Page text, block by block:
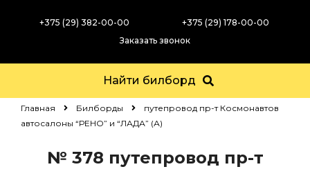
+375 (29) 382-00-00
+375 (29) 178-00-00
Заказать звонок
Найти билборд
Главная Билборды
путепровод пр-т Космонавтов
автосалоны “РЕНО” и “ЛАДА” (А)
№ 378 путепровод пр-т